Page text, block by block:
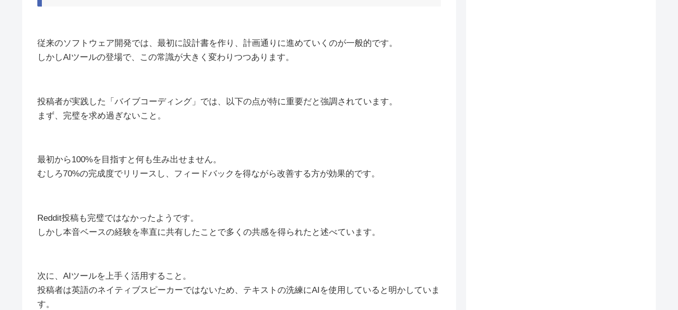
従来のソフトウェア開発では、最初に設計書を作り、計画通りに進めていくのが一般的です。
しかしAIツールの登場で、この常識が大きく変わりつつあります。
投稿者が実践した「バイブコーディング」では、以下の点が特に重要だと強調されています。
まず、完璧を求め過ぎないこと。
最初から100%を目指すと何も生み出せません。
むしろ70%の完成度でリリースし、フィードバックを得ながら改善する方が効果的です。
Reddit投稿も完璧ではなかったようです。
しかし本音ベースの経験を率直に共有したことで多くの共感を得られたと述べています。
次に、AIツールを上手く活用すること。
投稿者は英語のネイティブスピーカーではないため、テキストの洗練にAIを使用していると明かしていま
す。